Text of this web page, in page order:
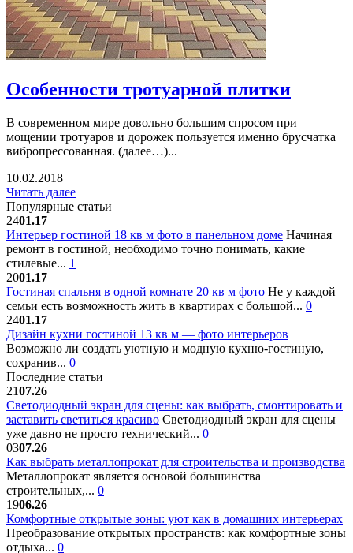
Особенности тротуарной плитки
В современном мире довольно большим спросом при
мощении тротуаров и дорожек пользуется именно брусчатка
вибропрессованная. (далее…)...
10.02.2018
Читать далее
Популярные статьи
2401.17
Интерьер гостиной 18 кв м фото в панельном доме Начиная
ремонт в гостиной, необходимо точно понимать, какие
стилевые... 1
2001.17
Гостиная спальня в одной комнате 20 кв м фото Не у каждой
семьи есть возможность жить в квартирах с большой... 0
2401.17
Дизайн кухни гостиной 13 кв м — фото интерьеров
Возможно ли создать уютную и модную кухню-гостиную,
сохранив... 0
Последние статьи
2107.26
Светодиодный экран для сцены: как выбрать, смонтировать и
заставить светиться красиво Светодиодный экран для сцены
уже давно не просто технический... 0
0307.26
Как выбрать металлопрокат для строительства и производства
Металлопрокат является основой большинства
строительных,... 0
1906.26
Комфортные открытые зоны: уют как в домашних интерьерах
Преобразование открытых пространств: как комфортные зоны
отдыха... 0